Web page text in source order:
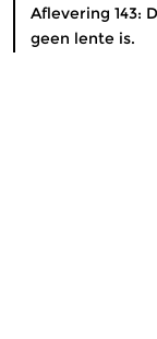
Aflevering 143:
geen lente is.